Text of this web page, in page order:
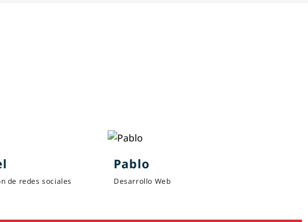
de redes sociales
Pablo
Desarrollo Web